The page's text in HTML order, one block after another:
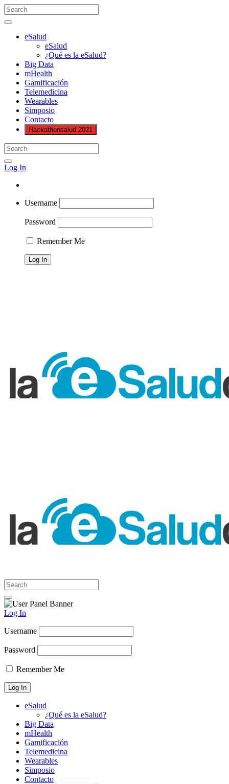
eSalud
eSalud
¿Qué es la eSalud?
Big Data
mHealth
Gamificación
Telemedicina
Wearables
Simposio
Contacto
Hackathonsalud 2021
Log In
Username
Password
Remember Me
Log In
Username
Password
Remember Me
eSalud
¿Qué es la eSalud?
Big Data
mHealth
Gamificación
Telemedicina
Wearables
Simposio
Contacto